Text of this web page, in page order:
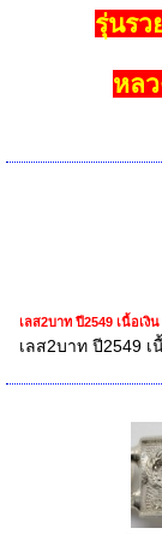
รุ่นรว
หล
เลส2บาท ปี2549 เนื้อเงิ
เลส2บาท ปี2549 เ